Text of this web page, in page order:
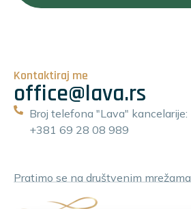
Kontaktiraj me
office@lava.rs
Broj telefona "Lava" kancelarije:
+381 69 28 08 989
Pratimo se na društvenim mrežama